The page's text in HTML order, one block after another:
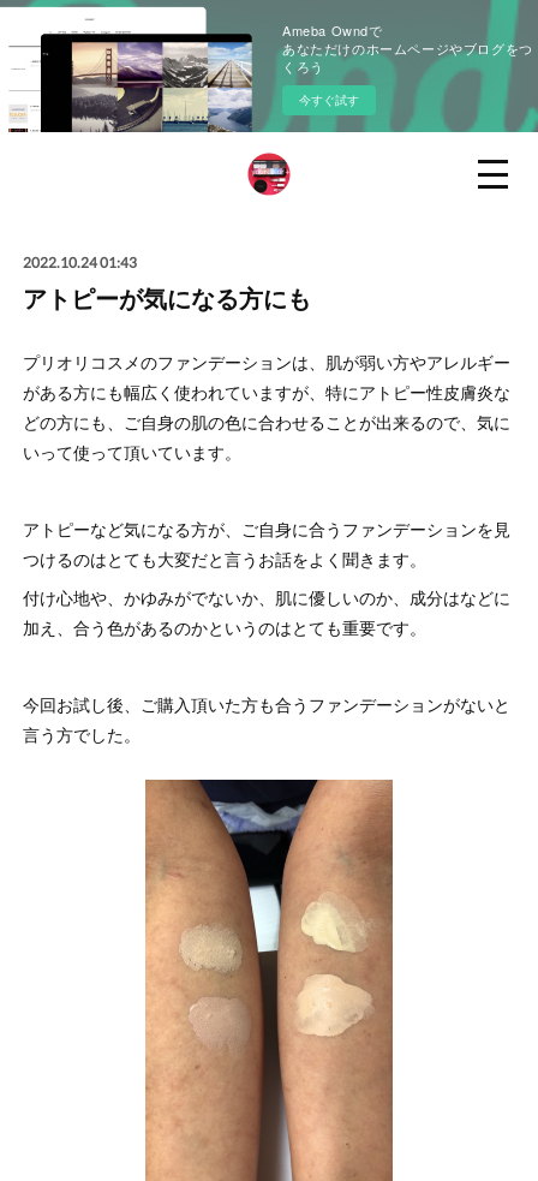
Ameba Owndで
あなただけのホームページやブログをつ
くろう
今すぐ試す
2022.10.24 01:43
アトピーが気になる方にも
プリオリコスメのファンデーションは、肌が弱い方やアレルギー
がある方にも幅広く使われていますが、特にアトピー性皮膚炎な
どの方にも、ご自身の肌の色に合わせることが出来るので、気に
いって使って頂いています。
アトピーなど気になる方が、ご自身に合うファンデーションを見
つけるのはとても大変だと言うお話をよく聞きます。
付け心地や、かゆみがでないか、肌に優しいのか、成分はなどに
加え、合う色があるのかというのはとても重要です。
今回お試し後、ご購入頂いた方も合うファンデーションがないと
言う方でした。